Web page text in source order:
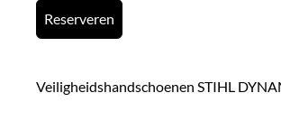
Reserveren
Veiligheidshandschoenen STIHL